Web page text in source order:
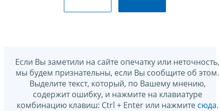
Если Вы заметили на сайте опечатку или неточность,
мы будем признательны, если Вы сообщите об этом.
Выделите текст, который, по Вашему мнению,
содержит ошибку, и нажмите на клавиатуре
комбинацию клавиш: Ctrl + Enter или нажмите сюда.